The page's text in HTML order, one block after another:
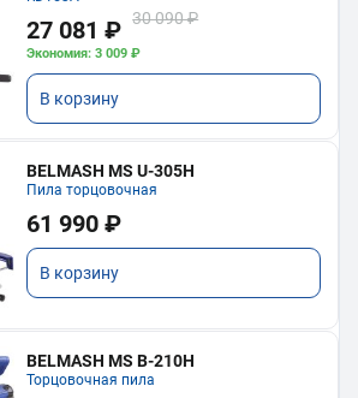
27 081 ₽ 30 090 ₽
Экономия: 3 009 ₽
В корзину
BELMASH MS U-305H
Пила торцовочная
61 990 ₽
В корзину
BELMASH MS B-210H
Торцовочная пила